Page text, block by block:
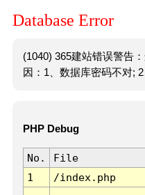
Database Error
(1040) 365建站错误警告
因：1、数据库密码不对; 2
PHP Debug
No. File
1
/index.php